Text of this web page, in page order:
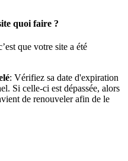
quoi faire ?
que votre site a été
: Vérifiez sa date d'expiration
Si celle-ci est dépassée, alors
de renouveler afin de le